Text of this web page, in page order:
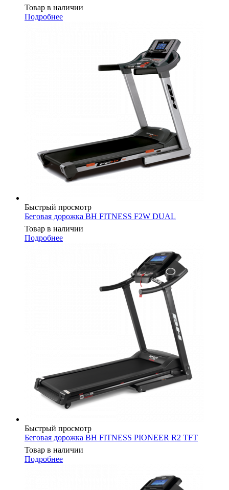
Товар в наличии
Подробнее
Быстрый просмотр
Беговая дорожка BH FITNESS F2W DUAL
Товар в наличии
Подробнее
Быстрый просмотр
Беговая дорожка BH FITNESS PIONEER R2 TFT
Товар в наличии
Подробнее